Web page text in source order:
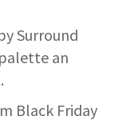
Surround
an
Black Friday